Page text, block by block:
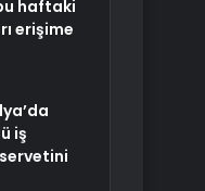
haftaki
erişime
iş